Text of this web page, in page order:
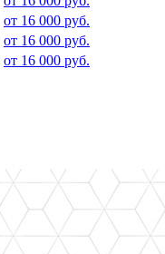
от 16 000 руб.
от 16 000 руб.
от 16 000 руб.